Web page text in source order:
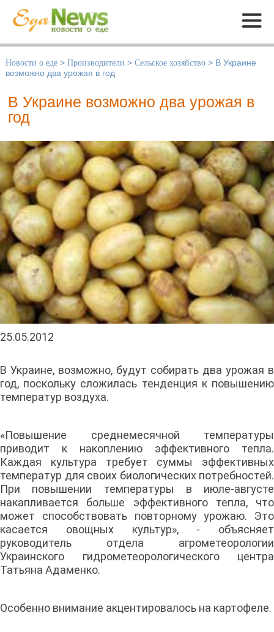
Меню
Новости о еде > Производители > Сельское хозяйство > В Украине
возможно два урожая в год
В Украине возможно два урожая в
год
25.05.2012
В Украине, возможно, будут собирать два урожая в
год, поскольку сложилась тенденция к повышению
температур воздуха.
«Повышение среднемесячной температуры
приводит к накоплению эффективного тепла.
Каждая культура требует суммы эффективных
температур для своих биологических потребностей.
При повышении температуры в июле-августе
накапливается больше эффективного тепла, что
может способствовать повторному урожаю. Это
касается овощных культур», - объясняет
руководитель отдела агрометеорологии
Украинского гидрометеорологического центра
Татьяна Адаменко.
Особенно внимание акцентировалось на картофеле.